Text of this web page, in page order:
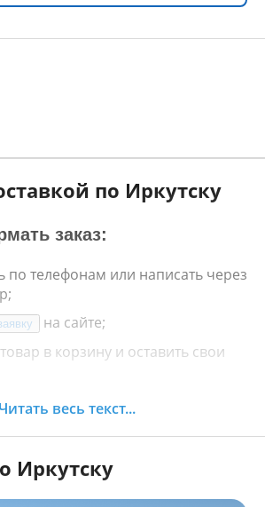
по Иркутску
заказ:
по телефонам или написать через
на сайте;
в корзину и оставить свои
свяжется с Вами в течение 30
Читать весь текст...
Иркутску